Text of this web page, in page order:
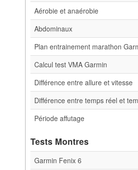
Aérobie et anaérobie
Abdominaux
Plan entrainement marathon
Calcul test VMA Garmin
Différence entre allure et vitesse
Différence entre temps réel et
Période affutage
Tests Montres
Garmin Fenix 6